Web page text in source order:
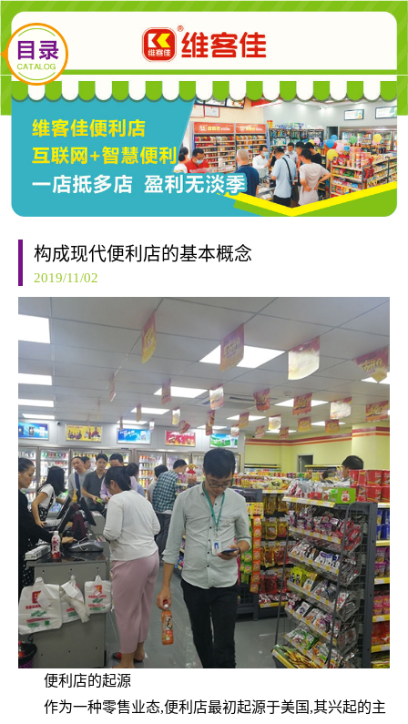
构成现代便利店的基本概念
2019/11/02
便利店的起源
作为一种零售业态,便利店最初起源于美国,其兴起的主